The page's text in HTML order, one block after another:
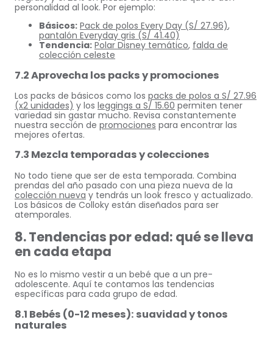
personalidad al look. Por ejemplo:
Básicos: Pack de polos Every Day (S/ 27.96),
pantalón Everyday gris (S/ 41.40)
Tendencia: Polar Disney temático, falda de
colección celeste
7.2 Aprovecha los packs y promociones
Los packs de básicos como los packs de polos a S/ 27.96
(x2 unidades) y los leggings a S/ 15.60 permiten tener
variedad sin gastar mucho. Revisa constantemente
nuestra sección de promociones para encontrar las
mejores ofertas.
7.3 Mezcla temporadas y colecciones
No todo tiene que ser de esta temporada. Combina
prendas del año pasado con una pieza nueva de la
colección nuevay tendrás un look fresco y actualizado.
Los básicos de Colloky están diseñados para ser
atemporales.
8. Tendencias por edad: qué se lleva
en cada etapa
No es lo mismo vestir a un bebé que a un pre-
adolescente. Aquí te contamos las tendencias
específicas para cada grupo de edad.
8.1 Bebés (0-12 meses): suavidad y tonos
naturales